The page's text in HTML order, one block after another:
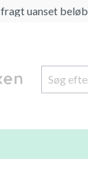
uanset beløb